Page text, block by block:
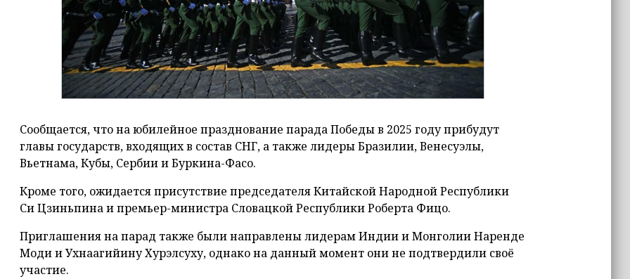
Сообщается, что на юбилейное празднование парада Победы в 2025 году прибудут
главы государств, входящих в состав СНГ, а также лидеры Бразилии, Венесуэлы,
Вьетнама, Кубы, Сербии и Буркина-Фасо.
Кроме того, ожидается присутствие председателя Китайской Народной Республики
Си Цзиньпина и премьер-министра Словацкой Республики Роберта Фицо.
Приглашения на парад также были направлены лидерам Индии и Монголии Наренде
Моди и Ухнаагийину Хурэлсуху, однако на данный момент они не подтвердили своё
участие.